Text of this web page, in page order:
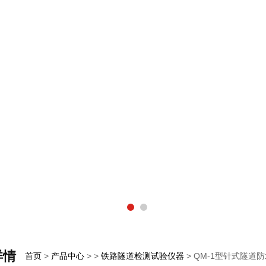
情 首页 > 产品中心 > > 铁路隧道检测试验仪器 > QM-1型针式隧道